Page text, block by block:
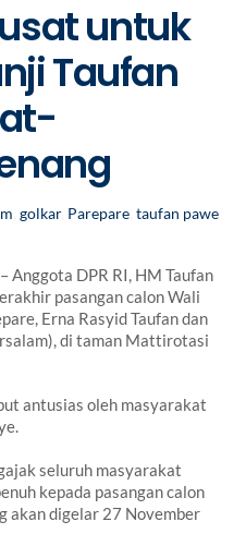
untuk
Taufan
golkar, Parepare, taufan pawe
Anggota DPR RI, HM Taufan
pasangan calon Wali
Erna Rasyid Taufan dan
di taman Mattirotasi
antusias oleh masyarakat
seluruh masyarakat
kepada pasangan calon
akan digelar 27 November